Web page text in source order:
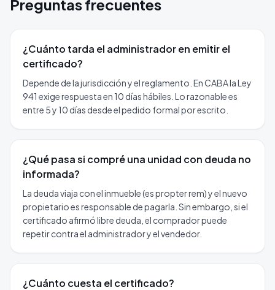
Preguntas frecuentes
¿Cuánto tarda el administrador en emitir el
certificado?
Depende de la jurisdicción y el reglamento. En CABA la Ley
941 exige respuesta en 10 días hábiles. Lo razonable es
entre 5 y 10 días desde el pedido formal por escrito.
¿Qué pasa si compré una unidad con deuda no
informada?
La deuda viaja con el inmueble (es propter rem) y el nuevo
propietario es responsable de pagarla. Sin embargo, si el
certificado afirmó libre deuda, el comprador puede
repetir contra el administrador y el vendedor.
¿Cuánto cuesta el certificado?